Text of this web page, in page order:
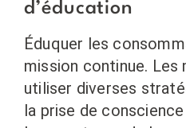
d’éducation
Éduquer les
mission continue. Les
utiliser diverses
la prise de